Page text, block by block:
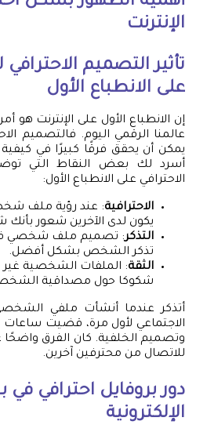
الإنترنت
تأثير التصميم
على الانطباع الأول
إن الانطباع الأول على الإنترنت هو
عالمنا الرقمي اليوم. فالتصميم
يمكن أن يحقق فرقًا كبيرًا في كيفية
أسرد لك بعض النقاط التي
الاحترافي على الانطباع الأول:
الاحترافية: عند رؤية ملف
يكون لدى الآخرين شعور
التذكر: تصميم ملف شخصي
تذكر الشخص بشكل أفضل.
الثقة: الملفات الشخصية غير
شكوكا حول مصداقية
أتذكر عندما أنشأت ملفي
الاجتماعي لأول مرة، قضيت ساعات
وتصميم الخلفية. كان الفرق واضحًا
للاتصال من محترفين آخرين.
دور بروفايل احترافي في
الإلكترونية